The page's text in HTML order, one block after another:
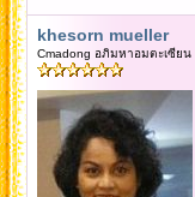
khesorn mueller
Cmadong อภิมหาอมตะเซียน